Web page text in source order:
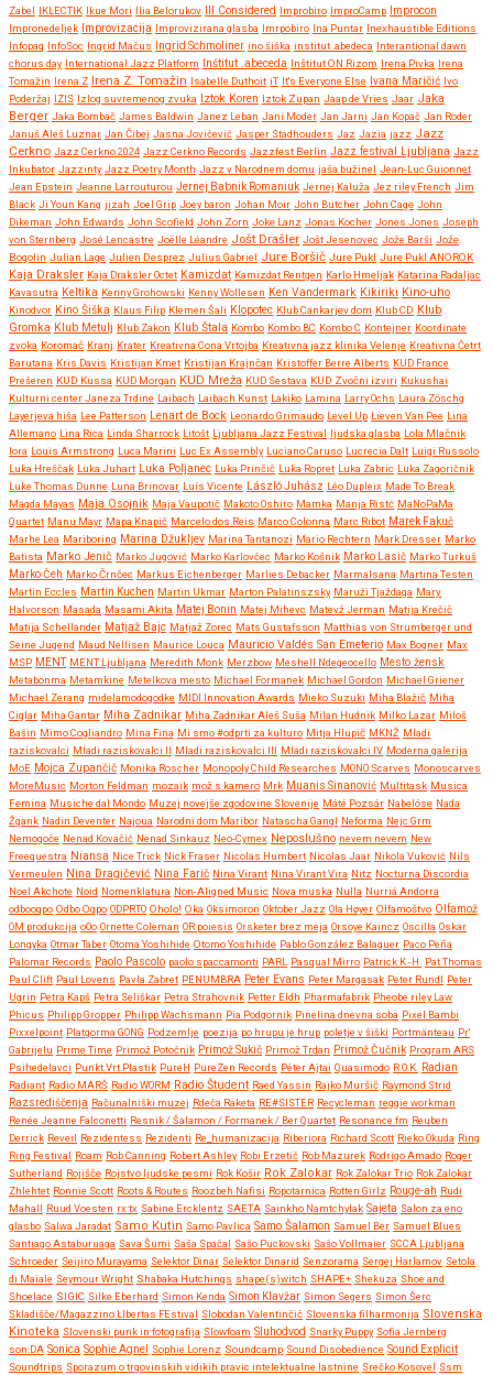
Zabel IKLECTIK Ikue Mori Ilia Belorukov Ill Considered Improbiro ImproCamp
Improcon
Impronedeljek Improvizacija Improvizirana glasba Imrpobiro Ina Puntar Inexhaustible Editions
Infopaq InfoSoc Ingrid Mačus Ingrid Schmoliner ino šiška institut .abedeca Interantional dawn
chorus day International Jazz Platform Inštitut .abeceda Inštitut ON Rizom Irena Pivka Irena
Tomažin Irena Z Irena Z. Tomažin Isabelle Duthoit iT It's Everyone Else Ivana Maričić Ivo
Poderžaj IZIS Izlog suvremenog zvuka Iztok Koren Iztok Zupan Jaap de Vries Jaar Jaka
Berger Jaka Bombač James Baldwin Janez Leban Jani Moder Jan Jarni Jan Kopač Jan Roder
Januš Aleš Luznar Jan Čibej Jasna Jovićević Jasper Stadhouders Jaz Jazia jazz Jazz
Cerkno Jazz Cerkno 2024 Jazz Cerkno Records Jazzfest Berlin Jazz festival Ljubljana Jazz
Inkubator Jazzinty Jazz Poetry Month Jazz v Narodnem domu jaša bužinel Jean-Luc Guionnet
Jean Epstein Jeanne Larrouturou Jernej Babnik Romaniuk Jernej Kaluža Jez riley French Jim
Black Ji Youn Kang jizah Joel Grip Joey baron Johan Moir John Butcher John Cage John
Dikeman John Edwards John Scofield John Zorn Joke Lanz Jonas Kocher Jones Jones Joseph
von Sternberg José Lencastre Joëlle Léandre Jošt Drašler Jošt Jesenovec Jože Barši Jože
Bogolin Julian Lage Julien Desprez Julius Gabriel Jure Boršič Jure Pukl Jure Pukl ANOROK
Kaja Draksler Kaja Draksler Octet Kamizdat Kamizdat Rentgen Karlo Hmeljak Katarina Radaljac
Kavasutra Keltika Kenny Grohowski Kenny Wollesen Ken Vandermark Kikiriki Kino-uho
Kinodvor Kino Šiška Klaus Filip Klemen Šali Klopotec Klub Cankarjev dom Klub CD Klub
Gromka Klub Metulj Klub Zakon Klub Štala Kombo Kombo BC Kombo C Kontejner Koordinate
zvoka Koromač Kranj Krater Kreativna Cona Vrtojba Kreativna jazz klinika Velenje Kreativna Četrt
Barutana Kris Davis Kristijan Kmet Kristijan Krajnčan Kristoffer Berre Alberts KUD France
Prešeren KUD Kussa KUD Morgan KUD Mreža KUD Sestava KUD Zvočni izviri Kukushai
Kulturni center Janeza Trdine Laibach Laibach Kunst Lakiko Lamina Larry Ochs Laura Zöschg
Layerjeva hiša Lee Patterson Lenart de Bock Leonardo Grimaudo Level Up Lieven Van Pee Lina
Allemano Lina Rica Linda Sharrock Litošt Ljubljana Jazz Festival ljudska glasba Lola Mlačnik
lora Louis Armstrong Luca Marini Luc Ex Assembly Luciano Caruso Lucrecia Dalt Luigi Russolo
Luka Hreščak Luka Juhart Luka Poljanec Luka Prinčič Luka Ropret Luka Zabric Luka Zagoričnik
Luke Thomas Dunne Luna Brinovar Luís Vicente László Juhász Léo Dupleix Made To Break
Magda Mayas Maja Osojnik Maja Vaupotič Makoto Oshiro Mamka Manja Ristć MaNoPaMa
Quartet Manu Mayr Mapa Knapič Marcelo dos Reis Marco Colonna Marc Ribot Marek Fakuč
Marhe Lea Mariboring Marina Džukljev Marina Tantanozi Mario Rechtern Mark Dresser Marko
Batista Marko Jenič Marko Jugović Marko Karlovčec Marko Košnik Marko Lasič Marko Turkuš
Marko Čeh Marko Črnčec Markus Eichenberger Marlies Debacker Marmalsana Martina Testen
Martin Eccles Martin Kuchen Martin Ukmar Marton Palatinszsky Maruži Tjaždaga Mary
Halvorson Masada Masami Akita Matej Bonin Matej Mihevc Matevž Jerman Matija Krečič
Matija Schellander Matjaž Bajc Matjaž Zorec Mats Gustafsson Matthias von Strumberger und
Seine Jugend Maud Nellisen Maurice Louca Mauricio Valdés San Emeterio Max Bogner Max
MSP MENT MENT Ljubljana Meredith Monk Merzbow Meshell Ndegeocello Mesto žensk
Metabonma Metamkine Metelkova mesto Michael Formanek Michael Gordon Michael Griener
Michael Zerang midelamodogodke MIDI Innovation Awards Mieko Suzuki Miha Blažič Miha
Ciglar Miha Gantar Miha Zadnikar Miha Zadnikar Aleš Suša Milan Hudnik Milko Lazar Miloš
Bašin Mimo Cogliandro Mina Fina Mi smo #odprti za kulturo Mitja Hlupič MKNŽ Mladi
raziskovalci Mladi raziskovalci II Mladi raziskovalci III Mladi raziskovalci IV Moderna galerija
MoE Mojca Zupančič Monika Roscher Monopoly Child Researches MONO Scarves Monoscarves
MoreMusic Morton Feldman mozaik mož s kamero Mrk Muanis Sinanović Multitask Musica
Femina Musiche dal Mondo Muzej novejše zgodovine Slovenije Máté Pozsár Nabelóse Nada
Žgank Nadin Deventer Najoua Narodni dom Maribor Natascha Gangl Neforma Nejc Grm
Nemogoče Nenad Kovačić Nenad Sinkauz Neo-Cymex Neposlušno nevem nevem New
Freequestra Niansa Nice Trick Nick Fraser Nicolas Humbert Nicolas Jaar Nikola Vuković Nils
Vermeulen Nina Dragičević Nina Farič Nina Virant Nina Virant Vira Nitz Nocturna Discordia
Noel Akchote Noid Nomenklatura Non-Aligned Music Nova muska Nulla Nurriá Andorra
odbooqpo Odbo Oqpo ODPRTO Oholo! Oka Oksimoron Oktober Jazz Ola Høyer Olfamoštvo Olfamož
OM produkcija oOo Ornette Coleman OR poiesis Orsketer brez meja Orsoye Kaincz Oscilla Oskar
Longyka Otmar Taber Otoma Yoshihide Otomo Yoshihide Pablo González Balaguer Paco Peña
Palomar Records Paolo Pascolo paolo spaccamonti PARL Pasqual Mirro Patrick K.-H.
Pat Thomas
Paul Clift Paul Lovens Pavla Zabret PENUMBRA Peter Evans Peter Margasak Peter Rundl Peter
Ugrin Petra Kapš Petra Seliškar Petra Strahovnik Petter Eldh Pharmafabrik Pheobe riley Law
Phicus Philipp Gropper Philipp Wachsmann Pia Podgornik Pinelina dnevna soba Pixel Bambi
Pixxelpoint Platgorma GONG Podzemlje poezija po hrupu je hrup poletje v šiški Portmänteau Pr'
Gabrijelu Prime Time Primož Potočnik Primož Sukič Primož Trdan Primož Čučnik Program ARS
Psihedelavci Punkt.Vrt.Plastik PureH PureZen Records Péter Ajtai Quasimodo R.O.K.
Radian
Radiant Radio MARŠ Radio WORM Radio Študent Raed Yassin Rajko Muršič Raymond Strid
Razsrediščenja Računalniški muzej Rdeča Raketa RE#SISTER Recycleman reggie workman
Renée Jeanne Falconetti Resnik / Šalamon / Formanek / Ber Quartet Resonance.fm Reuben
Derrick Reveil Rezidentess Rezidenti Re_humanizacija Riberiora Richard Scott Rieko Okuda Ring
Ring Festival Roam Rob Canning Robert Ashley Robi Erzetič Rob Mazurek Rodrigo Amado Roger
Sutherland Rojišče Rojstvo ljudske pesmi Rok Košir Rok Zalokar Rok Zalokar Trio Rok Zalokar
Zhlehtet Ronnie Scott Roots & Routes Roozbeh Nafisi Ropotarnica Rotten Girlz Rouge-ah Rudi
Mahall Ruud Voesten rx:tx Sabine Ercklentz SAETA Sainkho Namtchylak Sajeta Salon za eno
glasbo Salwa Jaradat Samo Kutin Samo Pavlica Samo Šalamon Samuel Ber Samuel Blues
Santiago Astaburuaga Sava Šumi Saša Spačal Sašo Puckovski Sašo Vollmaier SCCA Ljubljana
Schroeder Seijiro Murayama Selektor Dinar Selektor Dinarid Senzorama Sergej Harlamov Setola
di Maiale Seymour Wright Shabaka Hutchings shape(s)witch SHAPE+ Shekuza Shoe and
Shoelace SIGIC Silke Eberhard Simon Kenda Simon Klavžar Simon Segers Simon Šerc
Skladišče/Magazzino LIbertas FEstival Slobodan Valentinčič Slovenska filharmonija Slovenska
Kinoteka Slovenski punk in fotografija Slowfoam Sluhodvod Snarky Puppy Sofia Jernberg
son:DA Sonica Sophie Agnel Sophie Lorenz Soundcamp Sound Disobedience Sound Explicit
Soundtrips Sporazum o trgovinskih vidikih pravic intelektualne lastnine Srečko Kosovel Ssm